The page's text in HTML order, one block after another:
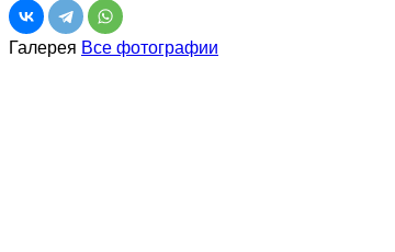
Галерея Все фотографии